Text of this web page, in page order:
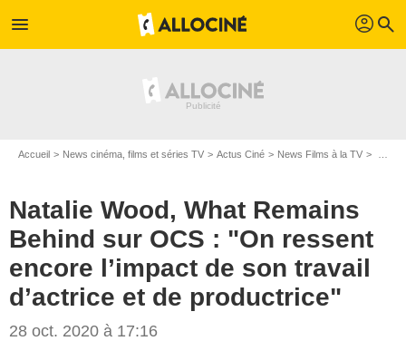
menu profil search
Accueil News cinéma, films et séries TV Actus Ciné News Films à la TV
Natalie Wood, What Remains
Behind sur OCS : "On ressent
encore l’impact de son travail
d’actrice et de productrice"
28 oct. 2020 à 17:16